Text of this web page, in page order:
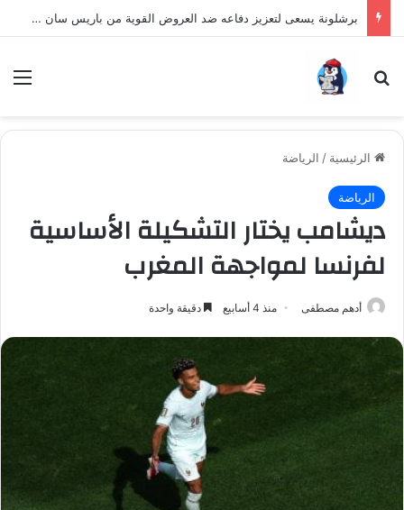
برشلونة يسعى لتعزيز دفاعه ضد العروض القوية من باريس سان جيرمان لنجم الأرجنتين
بحث عن
الرئيسية / الرياضة
الرياضة
ديشامب يختار التشكيلة الأساسية
لفرنسا لمواجهة المغرب
أدهم مصطفى منذ 4 أسابيع دقيقة واحدة